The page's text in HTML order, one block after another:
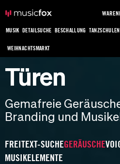
MUSIK DETAILSUCHE BESCHALLUNG TANZSCHULEN
WEIHNACHTSMARKT
Türen
Gemafreie
Branding und
FREITEXT-SUCHEGERÄUSCHE
MUSIKELEMENTE